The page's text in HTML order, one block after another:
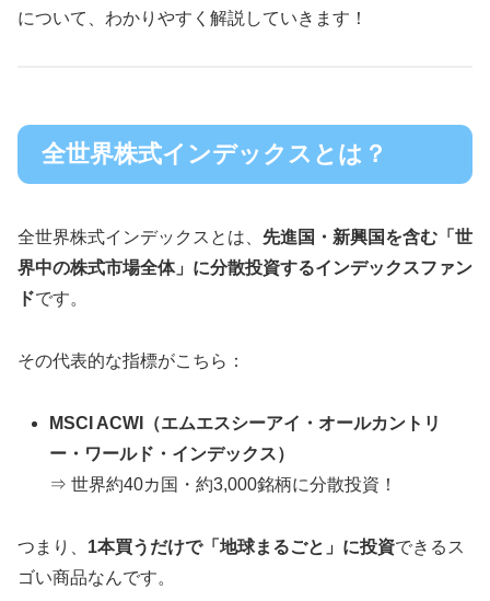
について、わかりやすく解説していきます！
全世界株式インデックスとは？
全世界株式インデックスとは、 先進国・新興国を含む「世
界中の株式市場全体」に分散投資するインデックスファン
ドです。
その代表的な指標がこちら：
MSCI ACWI（エムエスシーアイ・オールカントリ
ー・ワールド・インデックス）
⇒ 世界約40カ国・約3,000銘柄に分散投資！
つまり、 1本買うだけで「地球まるごと」に投資できるス
ゴい商品なんです。